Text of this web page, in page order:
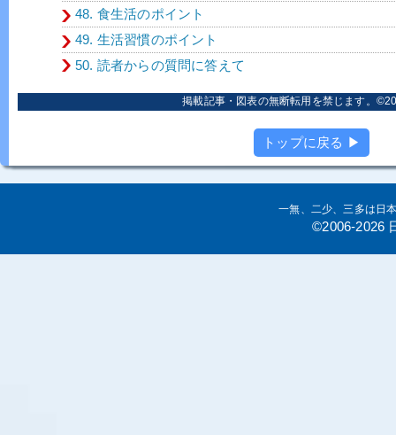
48. 食生活のポイント
49. 生活習慣のポイント
50. 読者からの質問に答えて
掲載記事・図表の無断転用を禁じます。
トップに戻る ▶
一無、二少、三多は日
©2006-2026